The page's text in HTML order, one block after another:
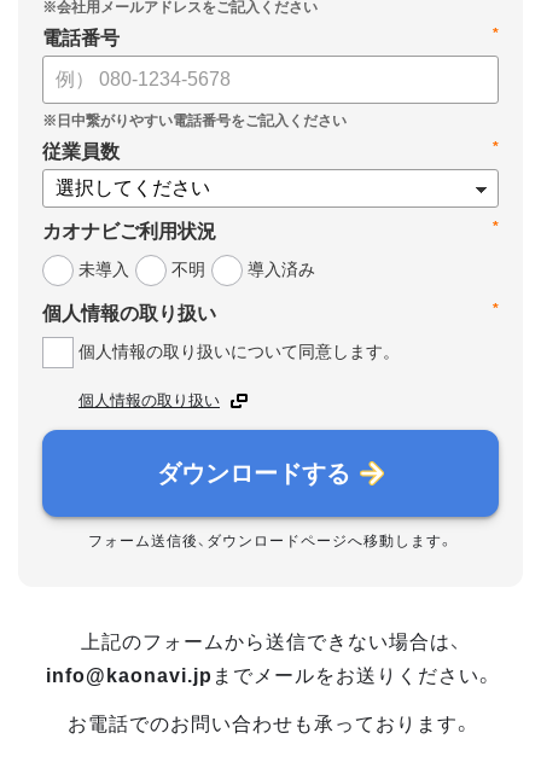
*
電話番号
*
従業員数
*
カオナビご利用状況
未導入
不明 導入済み
*
個人情報の取り扱い
個人情報の取り扱いについて同意します。
個人情報の取り扱い
ダウンロードする
フォーム送信後、ダウンロードページへ移動します。
上記のフォームから送信できない場合は、
info@kaonavi.jp までメールをお送りください。
お電話でのお問い合わせも承っております。